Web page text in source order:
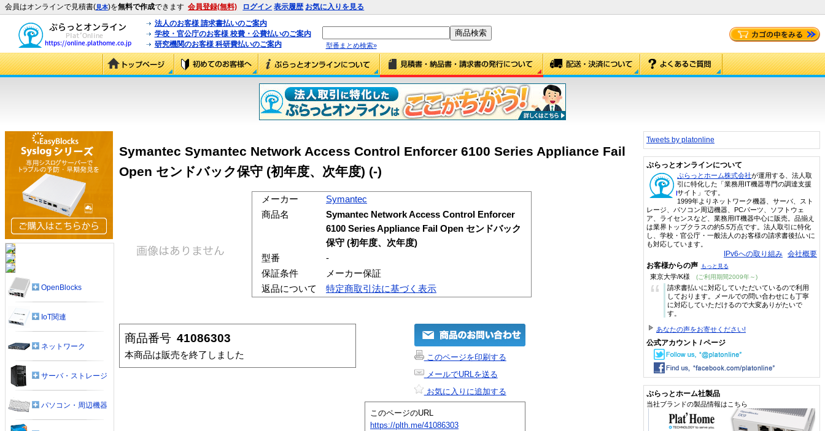
会員はオンラインで見積書(見本)を無料で作成できます 会員登録(無料) ログイン 表示履歴 お気に入りを見る
法人のお客様 請求書払いのご案内
学校・官公庁のお客様 校費・公費払いのご案内
研究機関のお客様 科研費払いのご案内
型番まとめ検索»
Symantec Symantec Network Access Control Enforcer 6100 Series Appliance Fail
Open センドバック保守 (初年度、次年度) (-)
メーカー
Symantec
商品名
Symantec Network Access Control Enforcer
6100 Series Appliance Fail Open センドバック
保守 (初年度、次年度)
型番
-
保証条件
メーカー保証
返品について
特定商取引法に基づく表示
商品番号 41086303
本商品は販売を終了しました
このページを印刷する
メールでURLを送る
お気に入りに追加する
このページのURL
https://plth.me/41086303
OpenBlocks
IoT関連
ネットワーク
サーバ・ストレージ
パソコン・周辺機器
Tweets by platonline
ぷらっとオンラインについて
ぷらっとホーム株式会社が運用する、法人取
引に特化した「業務用IT機器専門の調達支援
サイト」です。
1999年よりネットワーク機器、サーバ、スト
レージ、パソコン周辺機器、PCパーツ、ソフトウェ
ア、ライセンスなど、業務用IT機器中心に販売。品揃え
は業界トップクラスの約5.5万点です。法人取引に特化
し、学校・官公庁・一般法人のお客様の請求書後払いに
も対応しています。
IPv6への取り組み 会社概要
お客様からの声 もっと見る
東京大学/K様 (ご利用期間2009年～)
“
請求書払いに対応していただいているので利用
しております。メールでの問い合わせにも丁寧
に対応していただけるので大変ありがたいで
す。
あなたの声をお寄せください!
公式アカウント / ページ
ぷらっとホーム社製品
当社ブランドの製品情報はこちら